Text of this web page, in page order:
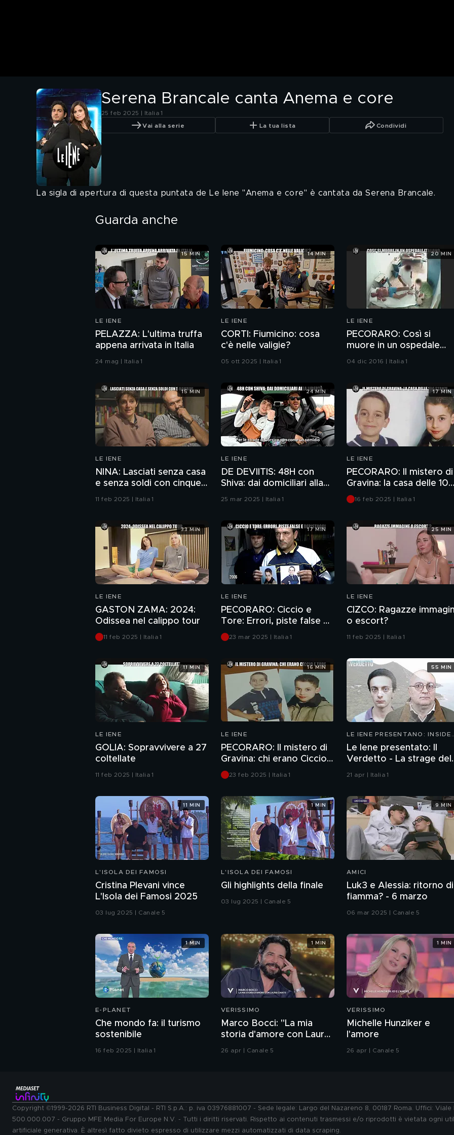
Serena Brancale canta Anema e core
25 feb 2025 | Italia 1
Vai alla serie La tua lista Condividi
La sigla di apertura di questa puntata de Le Iene "Anema e core" è cantata da Serena Brancale.
Guarda anche
LE IENE
PELAZZA: L'ultima truffa
appena arrivata in Italia
24 mag | Italia 1
15 MIN
LE IENE
CORTI: Fiumicino: cosa
c'è nelle valigie?
05 ott 2025 | Italia 1
14 MIN
LE IENE
PECORARO: Così si
muore in un ospedale
04 dic 2016 | Italia 1
20 MIN
LE IENE
NINA: Lasciati senza casa
e senza soldi con cinque
11 feb 2025 | Italia 1
15 MIN
LE IENE
DE DEVIITIS: 48H con
Shiva: dai domiciliari alla
25 mar 2025 | Italia 1
24 MIN
LE IENE
PECORARO: Il mistero di
Gravina: la casa delle 100
stanze
16 feb 2025 | Italia 1
17 MIN
LE IENE
GASTON ZAMA: 2024:
Odissea nel calippo tour
11 feb 2025 | Italia 1
33 MIN
LE IENE
PECORARO: Ciccio e
Tore: Errori, piste false e
depistaggi
23 mar 2025 | Italia 1
17 MIN
LE IENE
CIZCO: Ragazze
o escort?
11 feb 2025 | Italia 1
25 MIN
LE IENE
GOLIA: Sopravvivere a 27
coltellate
11 feb 2025 | Italia 1
11 MIN
LE IENE
PECORARO: Il mistero di
Gravina: chi erano Ciccio
e Tore
23 feb 2025 | Italia 1
16 MIN
LE IENE PRESENTANO: INSIDE
Le Iene presentato: Il
Verdetto - La strage del
Circeo
21 apr | Italia 1
55 MIN
L'ISOLA DEI FAMOSI
Cristina Plevani vince
L'Isola dei Famosi 2025
03 lug 2025 | Canale 5
11 MIN
L'ISOLA DEI FAMOSI
Gli highlights della finale
03 lug 2025 | Canale 5
1 MIN
AMICI
Luk3 e Alessia: ritorno di
fiamma? - 6 marzo
06 mar 2025 | Canale 5
9 MIN
E-PLANET
Che mondo fa: il turismo
sostenibile
16 feb 2025 | Italia 1
1 MIN
VERISSIMO
Marco Bocci: "La mia
storia d'amore con Laura
Chiatti"
26 apr | Canale 5
1 MIN
VERISSIMO
Michelle Hunziker e
l'amore
26 apr | Canale 5
1 MIN
Copyright ©1999-2026 RTI Business Digital - RTI S.p.A.: p. iva 03976881007 - Sede legale: Largo del Nazareno 8, 00187 Roma. Uffici:
500.000.007 - Gruppo MFE Media For Europe N.V. - Tutti i diritti riservati. Rispetto ai contenuti trasmessi e/o riprodotti è vietata ogni
artificiale generativa. È altresì fatto divieto espresso di utilizzare mezzi automatizzati di data scraping.